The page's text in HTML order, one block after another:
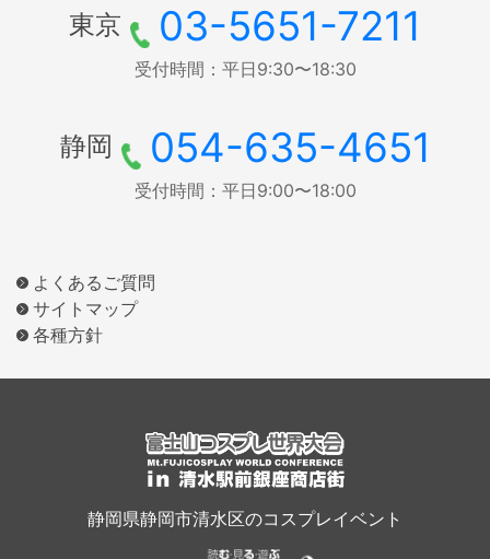
東京 03-5651-7211
受付時間：平日9:30〜18:30
静岡 054-635-4651
受付時間：平日9:00〜18:00
よくあるご質問
サイトマップ
各種方針
静岡県静岡市清水区のコスプレイベント